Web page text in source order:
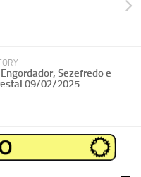
Sezefredo e
09/02/2025